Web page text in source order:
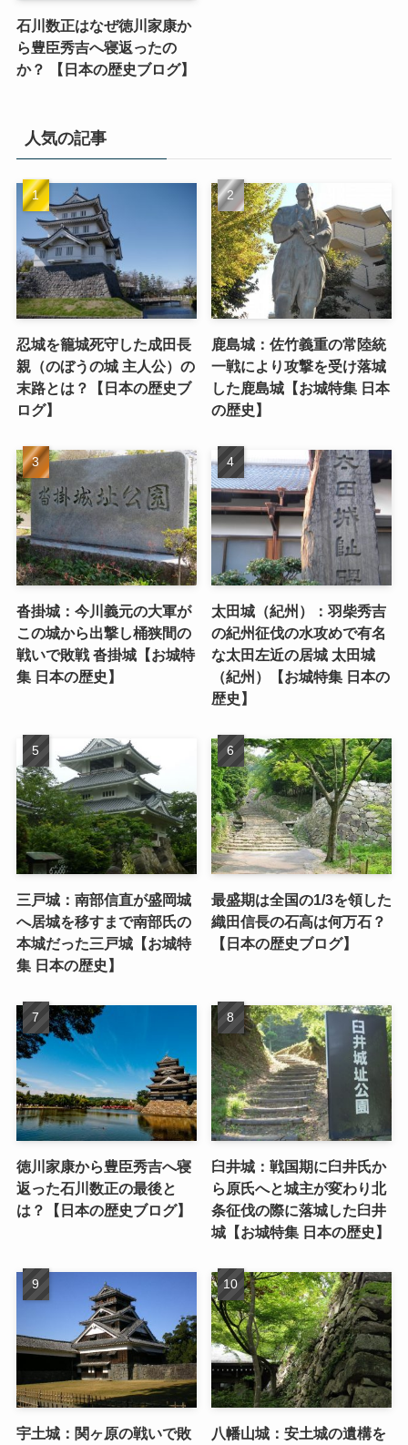
石川数正はなぜ徳川家康か
ら豊臣秀吉へ寝返ったの
か？ 【日本の歴史ブログ】
人気の記事
忍城を籠城死守した成田長
親（のぼうの城 主人公）の
末路とは？【日本の歴史ブ
ログ】
鹿島城：佐竹義重の常陸統
一戦により攻撃を受け落城
した鹿島城【お城特集 日本
の歴史】
沓掛城：今川義元の大軍が
この城から出撃し桶狭間の
戦いで敗戦 沓掛城【お城特
集 日本の歴史】
太田城（紀州）：羽柴秀吉
の紀州征伐の水攻めで有名
な太田左近の居城 太田城
（紀州）【お城特集 日本の
歴史】
三戸城：南部信直が盛岡城
へ居城を移すまで南部氏の
本城だった三戸城【お城特
集 日本の歴史】
最盛期は全国の1/3を領した
織田信長の石高は何万石？
【日本の歴史ブログ】
徳川家康から豊臣秀吉へ寝
返った石川数正の最後と
は？【日本の歴史ブログ】
臼井城：戦国期に臼井氏か
ら原氏へと城主が変わり北
条征伐の際に落城した臼井
城【お城特集 日本の歴史】
宇土城：関ヶ原の戦いで敗 八幡山城：安土城の遺構を